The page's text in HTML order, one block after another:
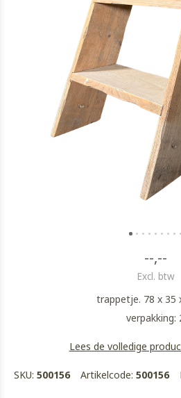
--,--
Excl. btw
trappetje. 78 x 35
verpakking:
Lees de volledige
SKU: 500156 Artikelcode: 500156